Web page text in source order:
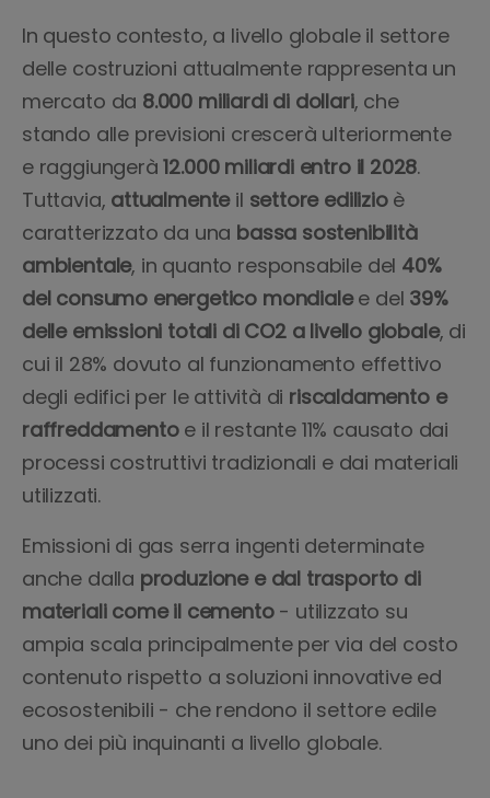
In questo contesto, a livello globale il settore
delle costruzioni attualmente rappresenta un
mercato da 8.000 miliardi di dollari, che
stando alle previsioni crescerà ulteriormente
e raggiungerà12.000 miliardi entro il 2028.
Tuttavia, attualmenteil settore edilizioè
caratterizzato da una bassa sostenibilità
ambientale, in quanto responsabile del 40%
del consumo energetico mondialee del 39%
delle emissioni totali di CO2 a livello globale, di
cui il 28% dovuto al funzionamento effettivo
degli edifici per le attività di riscaldamento e
raffreddamentoe il restante 11% causato dai
processi costruttivi tradizionali e dai materiali
utilizzati.
Emissioni di gas serra ingenti determinate
anche dalla produzione e dal trasporto di
materiali come il cemento- utilizzato su
ampia scala principalmente per via del costo
contenuto rispetto a soluzioni innovative ed
ecosostenibili - che rendono il settore edile
uno dei più inquinanti a livello globale.